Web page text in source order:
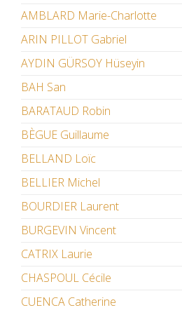
AMBLARD Marie-Charlotte
ARIN PILLOT Gabriel
AYDIN GÜRSOY Hüseyin
BAH San
BARATAUD Robin
BÈGUE Guillaume
BELLAND Loïc
BELLIER Michel
BOURDIER Laurent
BURGEVIN Vincent
CATRIX Laurie
CHASPOUL Cécile
CUENCA Catherine